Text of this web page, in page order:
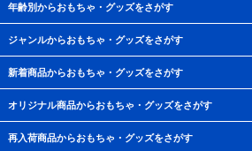
年齢別からおもちゃ・グッズをさがす
ジャンルからおもちゃ・グッズをさがす
新着商品からおもちゃ・グッズをさがす
オリジナル商品からおもちゃ・グッズをさがす
再入荷商品からおもちゃ・グッズをさがす